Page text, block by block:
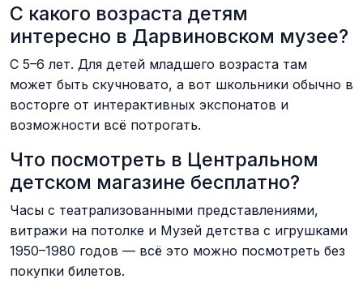
С какого возраста детям
интересно в Дарвиновском музее?
С 5–6 лет. Для детей младшего возраста там
может быть скучновато, а вот школьники обычно в
восторге от интерактивных экспонатов и
возможности всё потрогать.
Что посмотреть в Центральном
детском магазине бесплатно?
Часы с театрализованными представлениями,
витражи на потолке и Музей детства с игрушками
1950–1980 годов — всё это можно посмотреть без
покупки билетов.